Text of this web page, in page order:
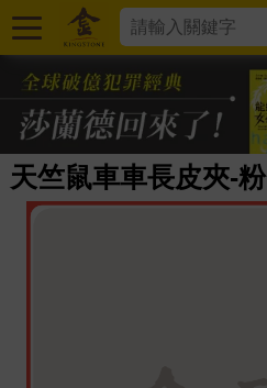
天竺鼠車車長皮夾-粉